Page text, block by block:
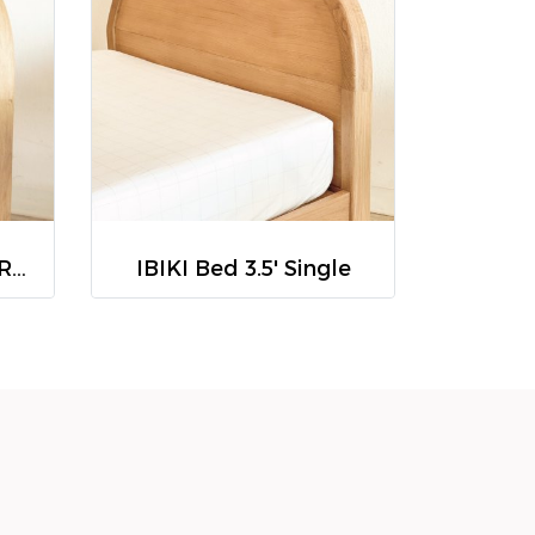
IBIKI Bed 3.5' Single (Rattan) IBIKI Bed 3.5' Single